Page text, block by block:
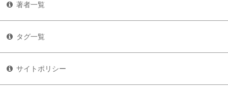
著者一覧
タグ一覧
サイトポリシー